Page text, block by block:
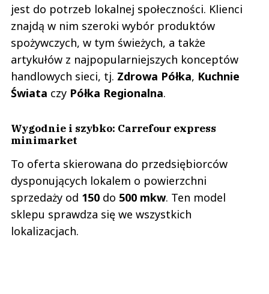
jest do potrzeb lokalnej społeczności. Klienci
znajdą w nim szeroki wybór produktów
spożywczych, w tym świeżych, a także
artykułów z najpopularniejszych konceptów
handlowych sieci, tj. Zdrowa Półka, Kuchnie
Świata czy Półka Regionalna.
Wygodnie i szybko: Carrefour express
minimarket
To oferta skierowana do przedsiębiorców
dysponujących lokalem o powierzchni
sprzedaży od 150 do 500 mkw. Ten model
sklepu sprawdza się we wszystkich
lokalizacjach.